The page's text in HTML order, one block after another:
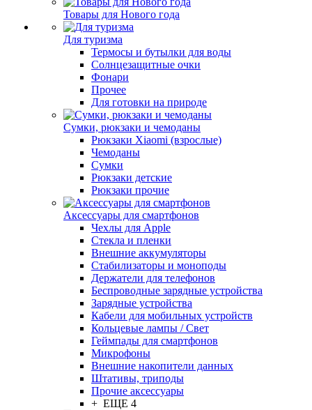
Товары для Нового года
Для туризма
Термосы и бутылки для воды
Солнцезащитные очки
Фонари
Прочее
Для готовки на природе
Сумки, рюкзаки и чемоданы
Рюкзаки Xiaomi (взрослые)
Чемоданы
Сумки
Рюкзаки детские
Рюкзаки прочие
Аксессуары для смартфонов
Чехлы для Apple
Стекла и пленки
Внешние аккумуляторы
Стабилизаторы и моноподы
Держатели для телефонов
Беспроводные зарядные устройства
Зарядные устройства
Кабели для мобильных устройств
Кольцевые лампы / Свет
Геймпады для смартфонов
Микрофоны
Внешние накопители данных
Штативы, триподы
Прочие аксессуары
+ ЕЩЕ 4